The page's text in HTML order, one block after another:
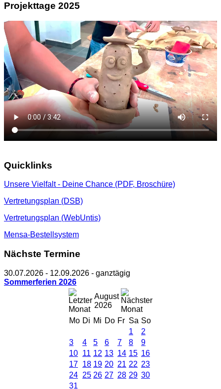
Projekttage 2025
Quicklinks
Unsere Vielfalt - Deine Chance (PDF, Broschüre)
Vertretungsplan (DSB)
Vertretungsplan (WebUntis)
Mensa-Bestellsystem
Nächste Termine
30.07.2026 - 12.09.2026 - ganztägig
Sommerferien 2026
August
2026
Mo Di Mi Do Fr Sa So
1
2
3
4 5 6 7 8
9
10 11 12 13 14 15 16
17 18 19 20 21 22 23
24 25 26 27 28 29 30
31